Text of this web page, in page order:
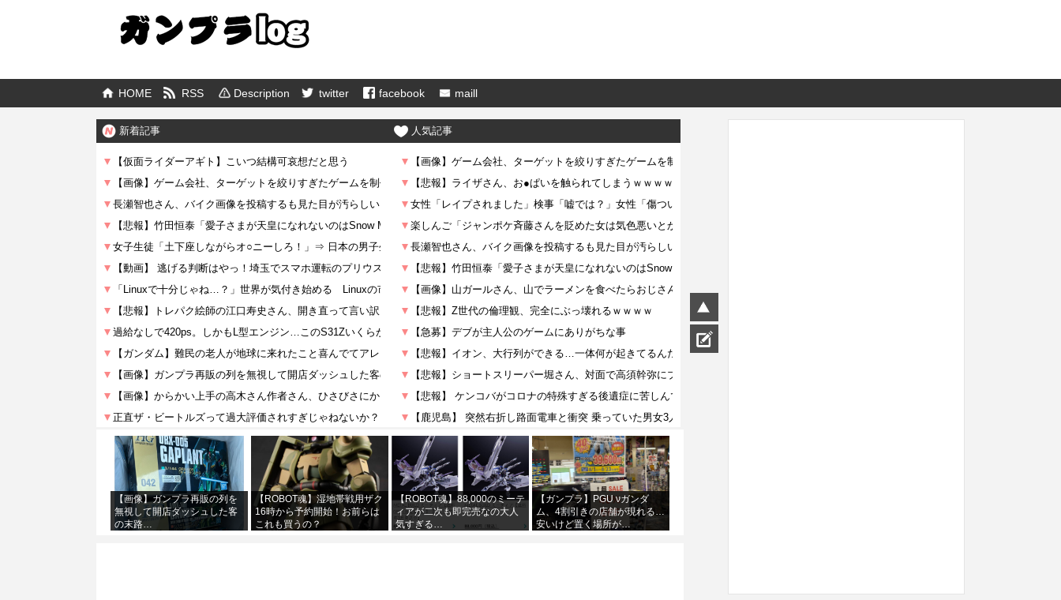
HOME RSS Description twitter facebook maill
新着記事 人気記事
【画像】ガンプラ再販の列を
無視して開店ダッシュした客
の末路…
【ROBOT魂】湿地帯戦用ザク
16時から予約開始！お前らは
これも買うの？
【ROBOT魂】88,000のミーテ
ィアが二次も即完売なの大人
気すぎる…
【ガンプラ】PGU νガンダ
ム、4割引きの店舗が現れる…
安いけど置く場所が…